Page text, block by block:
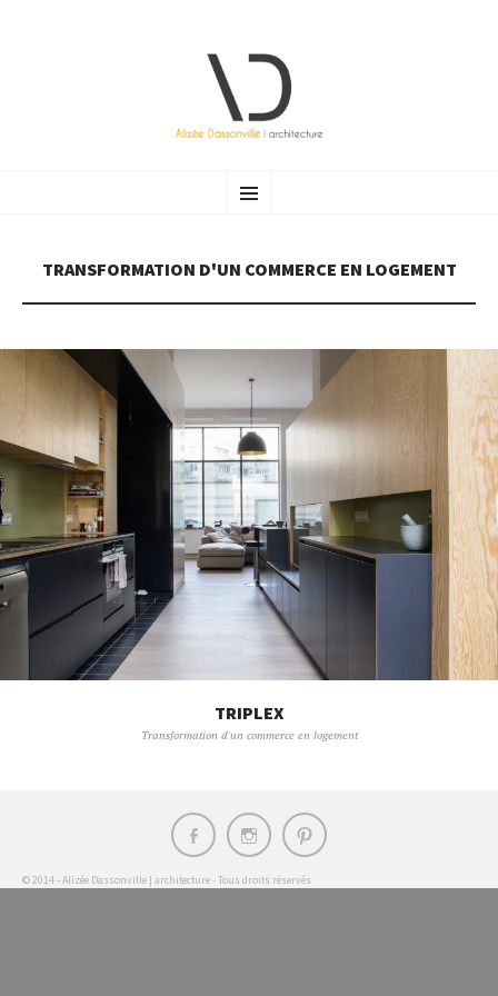
ALIZÉE DASSONVILLE |
durable.
TRANSFORMATION D'UN COMMERCE EN LOGEMENT
TRIPLEX
Transformation d'un commerce en logement
Élément
du
menu
Élément
du
menu
Élément
du
menu
© 2014 - Alizée Dassonville | architecture - Tous droits réservés